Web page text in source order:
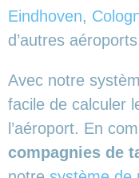
Eindhoven,
d’autres
Avec notre
facile de calculer
l’aéroport. En
compagnies de